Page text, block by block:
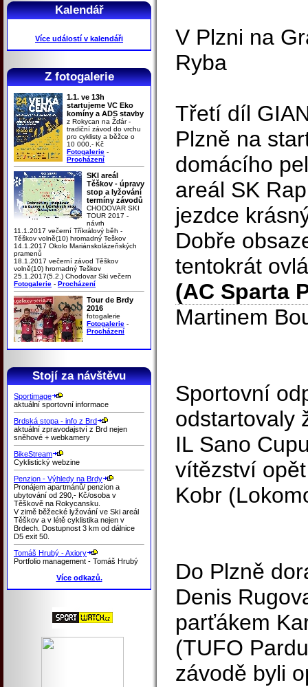
Kalendář
Více událostí v kalendáři
Z fotogalerie
1.1. ve 13h
startujeme VC Eko
komíny a ADS stavby
z Rokycan na Žďár -
tradiční závod do vrchu
pro cyklisty a běžce o
10 000,- Kč
Fotogalerie -
Procházení
SKI areál
Těškov - úpravy
stop a lyžování
termíny závodů
CHODOVAR SKI
TOUR 2017 -
návrh
11.1.2017 večerní Tříkrálový běh -
Těškov volně(10) hromadný Teškov
14.1.2017 Okolo Mariánskolázeňských
pramenů
18.1.2017 večerní závod Těškov
volně(10) hromadný Teškov
25.1.2017(5.2.) Chodovar Ski večern
Fotogalerie - Procházení
Tour de Brdy
2016
fotogalerie
Fotogalerie -
Procházení
Stojí za návštěvu
Sportimage
aktuální sportovní informace
Brdská stopa - info z Brd
aktuální zpravodajství z Brd nejen
sněhové + webkamery
BikeStream
Cyklistický webzine
Penzion - Výhledy na Brdy
Pronájem apartmánů/ penzion a
ubytování od 290,- Kč/osoba v
Těškově na Rokycansku.
V zimě běžecké lyžování ve Ski areál
Těškov a v létě cyklistika nejen v
Brdech. Dostupnost 3 km od dálnice
D5 exit 50.
Tomáš Hrubý - Axiory
Portfolio management - Tomáš Hrubý
Více odkazů.
V Plzni na
Ryba
Třetí díl
Plzně na
domácího
areál SK
jezdce
Dobře
tentokrát
(AC Sparta
Martinem
Sportovní
odstartovaly
IL Sano
vítězství
Kobr
Do Plzně
Denis
parťákem
(TUFO
závodě byli